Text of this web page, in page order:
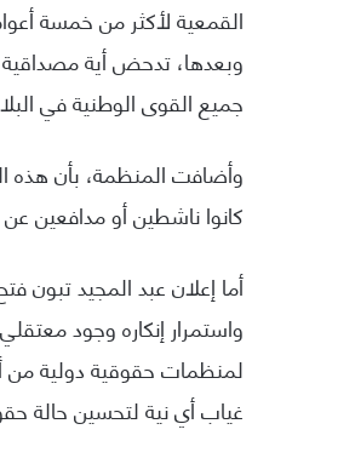
وبعدها، تدحض أية
جميع القوى الوطنية في
وأضافت المنظمة، بأن هذه
كانوا ناشطين أو مدافعين
أما إعلان عبد المجيد تبون
غياب أي نية لتحسين حالة حقوق